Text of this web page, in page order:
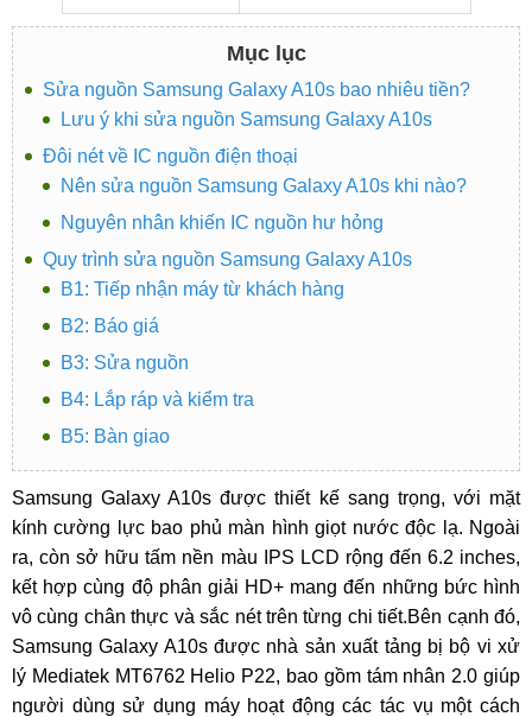
Mục lục
Sửa nguồn Samsung Galaxy A10s bao nhiêu tiền?
Lưu ý khi sửa nguồn Samsung Galaxy A10s
Đôi nét về IC nguồn điện thoại
Nên sửa nguồn Samsung Galaxy A10s khi nào?
Nguyên nhân khiến IC nguồn hư hỏng
Quy trình sửa nguồn Samsung Galaxy A10s
B1: Tiếp nhận máy từ khách hàng
B2: Báo giá
B3: Sửa nguồn
B4: Lắp ráp và kiểm tra
B5: Bàn giao
Samsung Galaxy A10s được thiết kế sang trọng, với mặt
kính cường lực bao phủ màn hình giọt nước độc lạ. Ngoài
ra, còn sở hữu tấm nền màu IPS LCD rộng đến 6.2 inches,
kết hợp cùng độ phân giải HD+ mang đến những bức hình
vô cùng chân thực và sắc nét trên từng chi tiết.Bên cạnh đó,
Samsung Galaxy A10s được nhà sản xuất tảng bị bộ vi xử
lý Mediatek MT6762 Helio P22, bao gồm tám nhân 2.0 giúp
người dùng sử dụng máy hoạt động các tác vụ một cách